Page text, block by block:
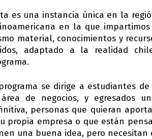
es una instancia única en la
en la que
material, conocimientos y
adaptado a la realidad
se dirige a estudiantes
de negocios, y egresados
personas que quieran
propia empresa o que están
una buena idea, pero